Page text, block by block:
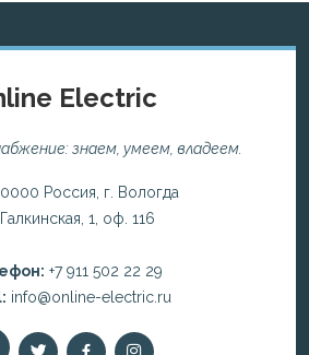
Electric
знаем, умеем, владеем.
Россия, г. Вологда
1, оф. 116
+7 911 502 22 29
info@online-electric.ru